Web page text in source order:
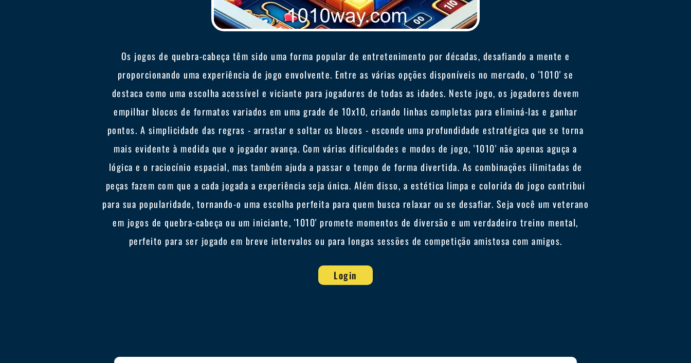
Os jogos de quebra-cabeça têm sido uma forma popular de entretenimento por décadas, desafiando a mente e
proporcionando uma experiência de jogo envolvente. Entre as várias opções disponíveis no mercado, o '1010' se
destaca como uma escolha acessível e viciante para jogadores de todas as idades. Neste jogo, os jogadores devem
empilhar blocos de formatos variados em uma grade de 10x10, criando linhas completas para eliminá-las e ganhar
pontos. A simplicidade das regras - arrastar e soltar os blocos - esconde uma profundidade estratégica que se torna
mais evidente à medida que o jogador avança. Com várias dificuldades e modos de jogo, '1010' não apenas aguça a
lógica e o raciocínio espacial, mas também ajuda a passar o tempo de forma divertida. As combinações ilimitadas de
peças fazem com que a cada jogada a experiência seja única. Além disso, a estética limpa e colorida do jogo contribui
para sua popularidade, tornando-o uma escolha perfeita para quem busca relaxar ou se desafiar. Seja você um veterano
em jogos de quebra-cabeça ou um iniciante, '1010' promete momentos de diversão e um verdadeiro treino mental,
perfeito para ser jogado em breve intervalos ou para longas sessões de competição amistosa com amigos.
Login